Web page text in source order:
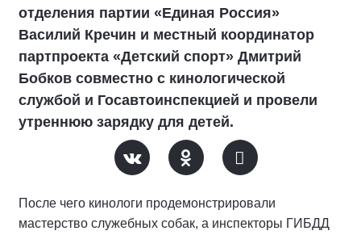
отделения партии «Единая Россия»
Василий Кречин и местный координатор
партпроекта «Детский спорт» Дмитрий
Бобков совместно с кинологической
службой и Госавтоинспекцией и провели
утреннюю зарядку для детей.
После чего кинологи продемонстрировали
мастерство служебных собак, а инспекторы ГИБДД